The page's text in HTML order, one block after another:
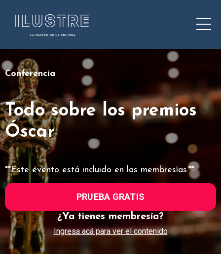
Conferencia
Todo sobre los premios
Óscar
**Este evento está incluido en las membresías.**
PRUEBA GRATIS
¿Ya tienes membresía?
Ingresa acá para ver el contenido